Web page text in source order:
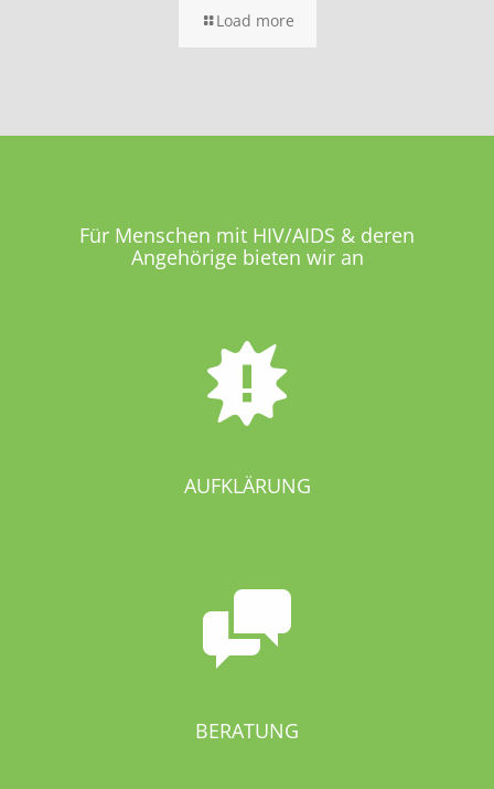
Load more
Für Menschen mit HIV/AIDS & deren
Angehörige bieten wir an
AUFKLÄRUNG
BERATUNG